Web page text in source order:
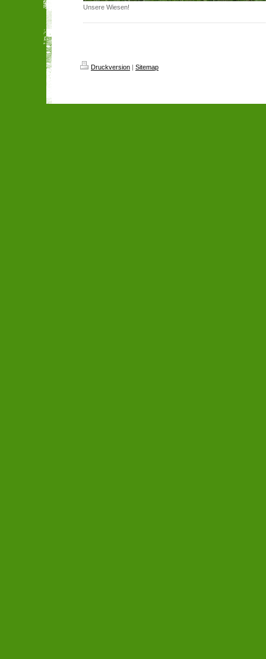
Unsere Wiesen!
Druckversion | Sitemap